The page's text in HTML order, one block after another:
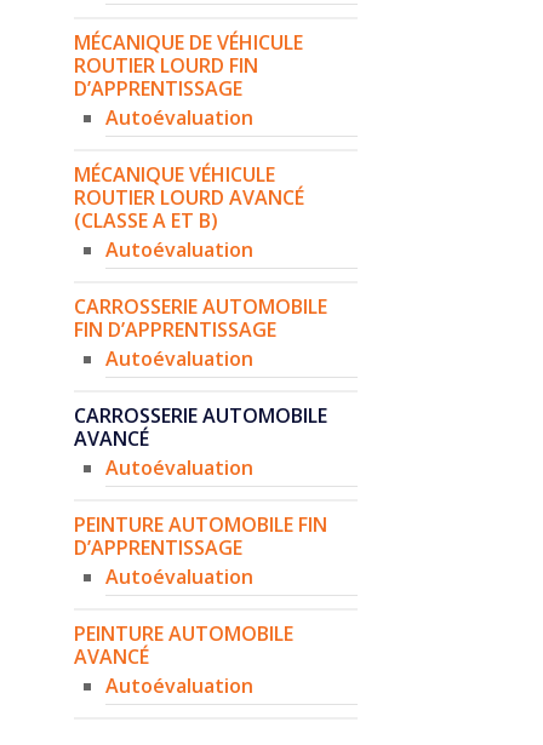
MÉCANIQUE DE VÉHICULE
ROUTIER LOURD FIN
D’APPRENTISSAGE
Autoévaluation
MÉCANIQUE VÉHICULE
ROUTIER LOURD AVANCÉ
(CLASSE A ET B)
Autoévaluation
CARROSSERIE AUTOMOBILE
FIN D’APPRENTISSAGE
Autoévaluation
CARROSSERIE AUTOMOBILE
AVANCÉ
Autoévaluation
PEINTURE AUTOMOBILE FIN
D’APPRENTISSAGE
Autoévaluation
PEINTURE AUTOMOBILE
AVANCÉ
Autoévaluation